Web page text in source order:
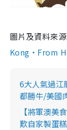
圖片及資料來
Kong・From
6大人氣過江
都勝牛/美國
【將軍澳美
歎自家製蛋